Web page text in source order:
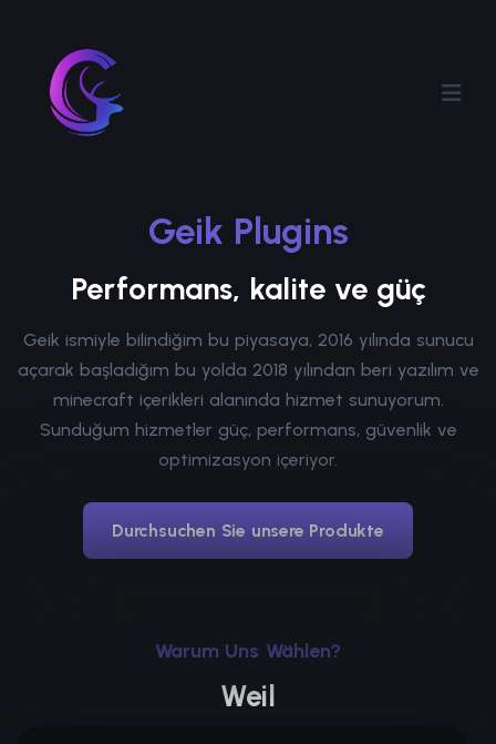
Geik Plugins
Performans, kalite ve güç
Geik ismiyle bilindiğim bu piyasaya, 2016 yılında sunucu
açarak başladığım bu yolda 2018 yılından beri yazılım ve
minecraft içerikleri alanında hizmet sunuyorum.
Sunduğum hizmetler güç, performans, güvenlik ve
optimizasyon içeriyor.
Durchsuchen Sie unsere Produkte
Warum Uns Wählen?
Weil